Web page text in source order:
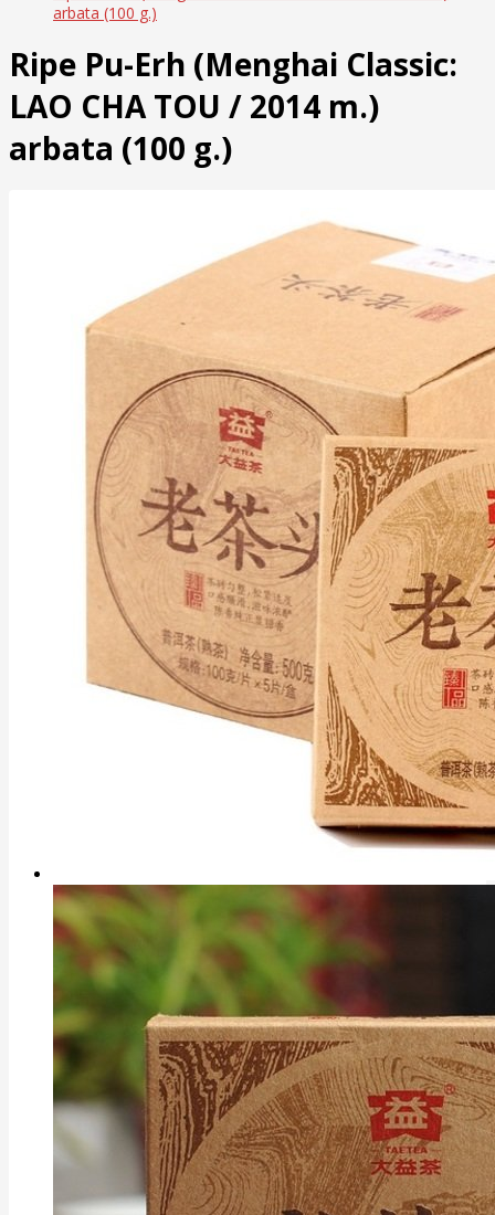
arbata (100 g.)
Ripe Pu-Erh (Menghai Classic:
LAO CHA TOU / 2014 m.)
arbata (100 g.)